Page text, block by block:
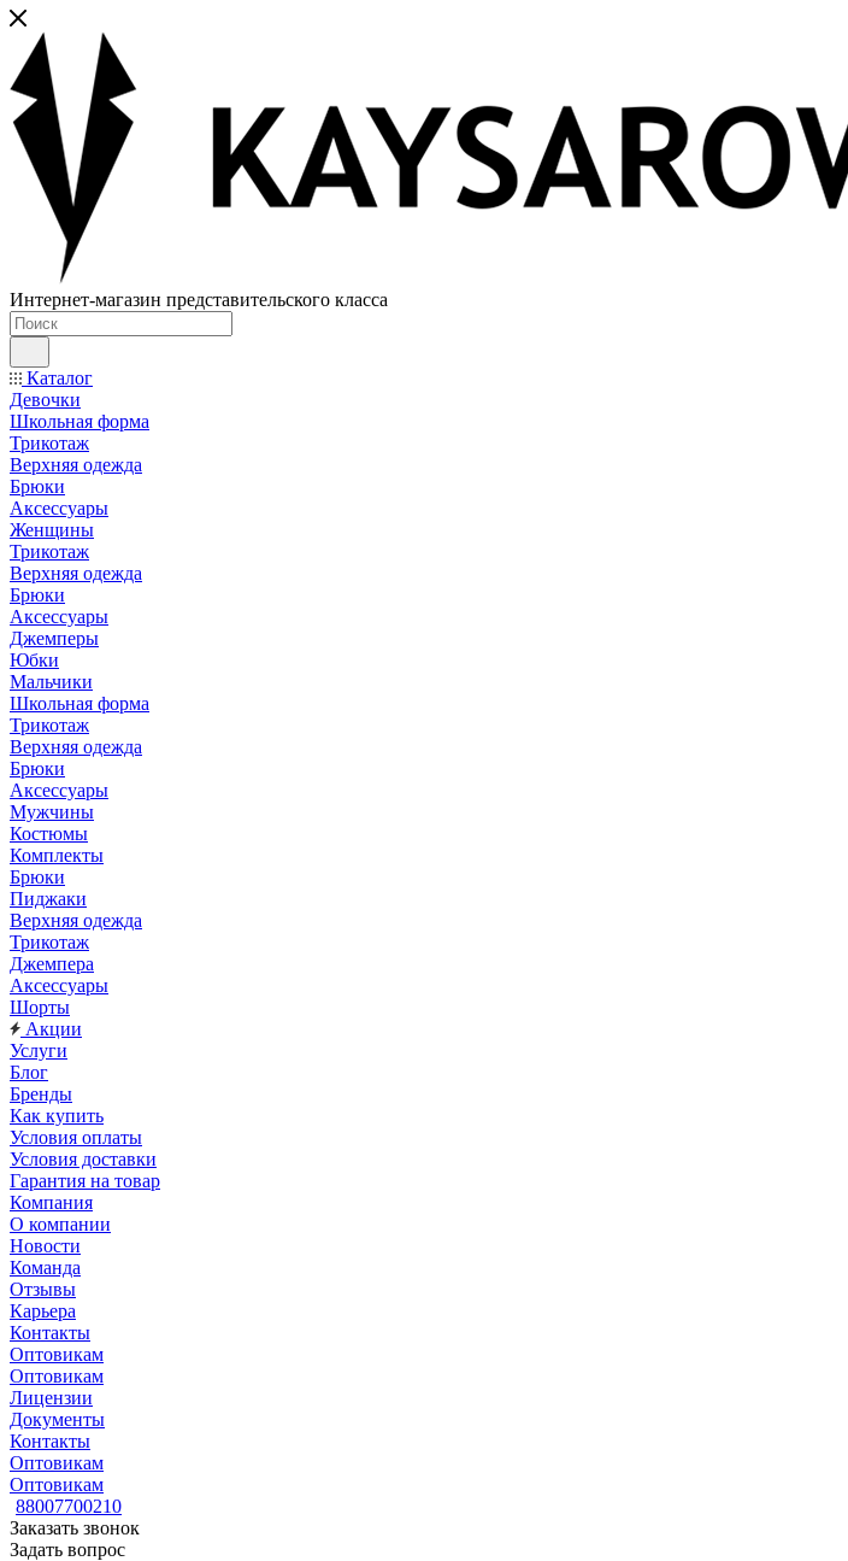
Интернет-магазин представительского класса
Каталог
Девочки
Школьная форма
Трикотаж
Верхняя одежда
Брюки
Аксессуары
Женщины
Трикотаж
Верхняя одежда
Брюки
Аксессуары
Джемперы
Юбки
Мальчики
Школьная форма
Трикотаж
Верхняя одежда
Брюки
Аксессуары
Мужчины
Костюмы
Комплекты
Брюки
Пиджаки
Верхняя одежда
Трикотаж
Джемпера
Аксессуары
Шорты
Акции
Услуги
Блог
Бренды
Как купить
Условия оплаты
Условия доставки
Гарантия на товар
Компания
О компании
Новости
Команда
Отзывы
Карьера
Контакты
Оптовикам
Оптовикам
Лицензии
Документы
Контакты
Оптовикам
Оптовикам
88007700210
Заказать звонок
Задать вопрос